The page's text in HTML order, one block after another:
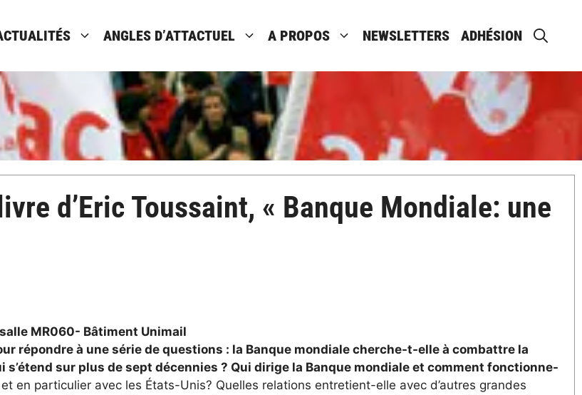
ANGLES D’ATTACTUEL A PROPOS NEWSLETTERS ADHÉSION
d’Eric Toussaint, « Banque Mondiale: une
MR060- Bâtiment Unimail
répondre à une série de questions : la Banque mondiale cherche-t-elle à combattre la
sur plus de sept décennies ? Qui dirige la Banque mondiale et comment fonctionne-
en particulier avec les États-Unis? Quelles relations entretient-elle avec d’autres grandes